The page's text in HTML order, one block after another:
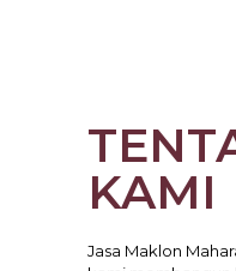
KAMI
Jasa Maklon